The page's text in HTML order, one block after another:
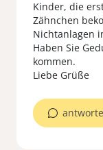
Kinder, die
Zähnchen
Nichtanlagen
Haben Sie
kommen.
Liebe Grüße